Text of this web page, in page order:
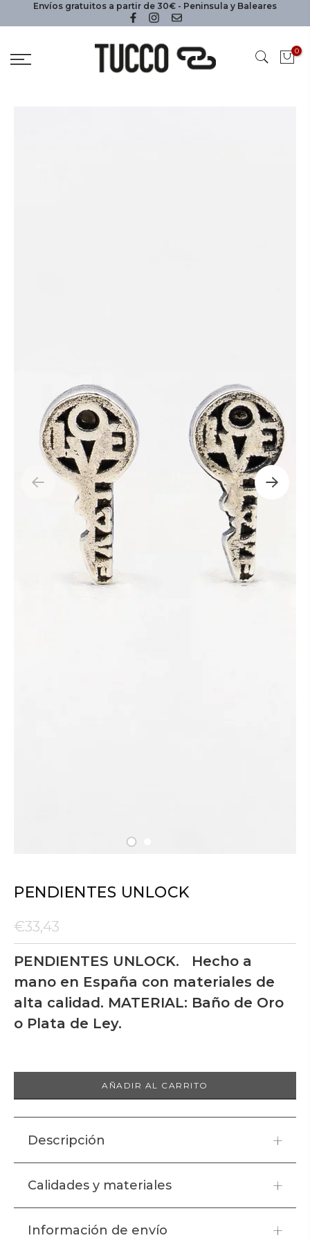
Envíos gratuitos a partir de 30€ - Peninsula y Baleares
0
PENDIENTES UNLOCK
€33,43
PENDIENTES UNLOCK. Hecho a
mano en España con materiales de
alta calidad. MATERIAL: Baño de Oro
o Plata de Ley.
AÑADIR AL CARRITO
Descripción
Calidades y materiales
manera artesanal en España, con la máxima calidad en
Información de envío